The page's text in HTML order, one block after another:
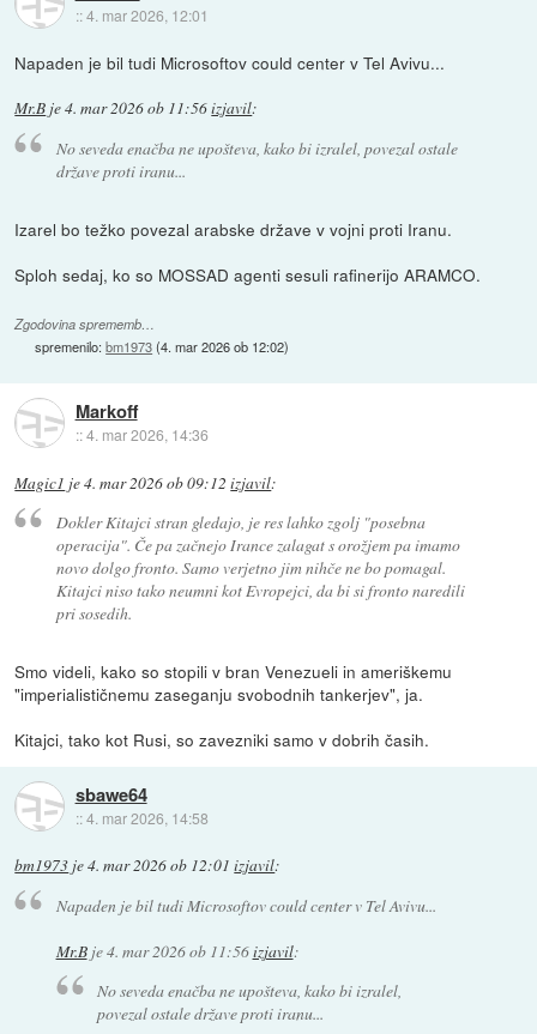
::4. mar 2026, 12:01
Napaden je bil tudi Microsoftov could center v Tel Avivu...
Mr.B je4. mar 2026 ob 11:56izjavil:
No seveda enačba ne upošteva, kako bi izralel, povezal ostale
države proti iranu...
Izarel bo težko povezal arabske države v vojni proti Iranu.
Sploh sedaj, ko so MOSSAD agenti sesuli rafinerijo ARAMCO.
Zgodovina sprememb…
spremenilo:bm1973(4. mar 2026 ob 12:02)
Markoff
::4. mar 2026, 14:36
Magic1 je4. mar 2026 ob 09:12 izjavil:
Dokler Kitajci stran gledajo, je res lahko zgolj "posebna
operacija". Če pa začnejo Irance zalagat s orožjem pa imamo
novo dolgo fronto. Samo verjetno jim nihče ne bo pomagal.
Kitajci niso tako neumni kot Evropejci, da bi si fronto naredili
pri sosedih.
Smo videli, kako so stopili v bran Venezueli in ameriškemu
"imperialističnemu zaseganju svobodnih tankerjev", ja.
Kitajci, tako kot Rusi, so zavezniki samo v dobrih časih.
sbawe64
::4. mar 2026, 14:58
bm1973 je4. mar 2026 ob 12:01 izjavil:
Napaden je bil tudi Microsoftov could center v Tel Avivu...
Mr.Bje4. mar 2026 ob 11:56izjavil:
No seveda enačba ne upošteva, kako bi izralel,
povezal ostale države proti iranu...